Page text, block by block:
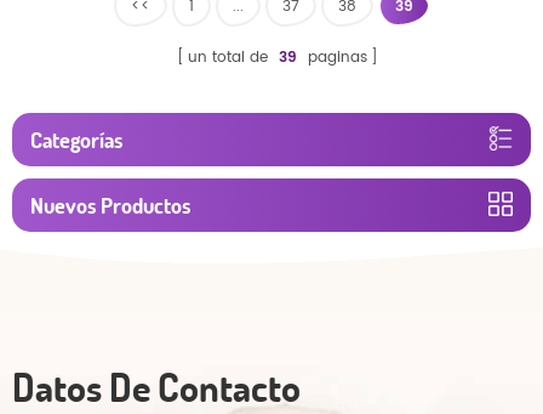
<< 1 ... 37 38 39
un total de 39 paginas
Categorías
Nuevos Productos
Datos De Contacto